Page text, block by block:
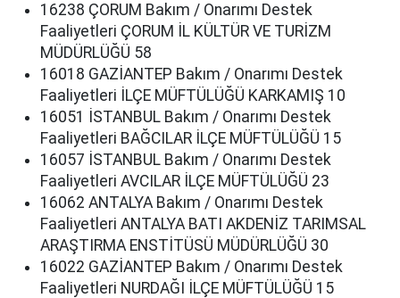
16238 ÇORUM Bakım / Onarımı Destek
Faaliyetleri ÇORUM İL KÜLTÜR VE TURİZM
MÜDÜRLÜĞÜ 58
16018 GAZİANTEP Bakım / Onarımı Destek
Faaliyetleri İLÇE MÜFTÜLÜĞÜ KARKAMIŞ 10
16051 İSTANBUL Bakım / Onarımı Destek
Faaliyetleri BAĞCILAR İLÇE MÜFTÜLÜĞÜ 15
16057 İSTANBUL Bakım / Onarımı Destek
Faaliyetleri AVCILAR İLÇE MÜFTÜLÜĞÜ 23
16062 ANTALYA Bakım / Onarımı Destek
Faaliyetleri ANTALYA BATI AKDENİZ TARIMSAL
ARAŞTIRMA ENSTİTÜSÜ MÜDÜRLÜĞÜ 30
16022 GAZİANTEP Bakım / Onarımı Destek
Faaliyetleri NURDAĞI İLÇE MÜFTÜLÜĞÜ 15